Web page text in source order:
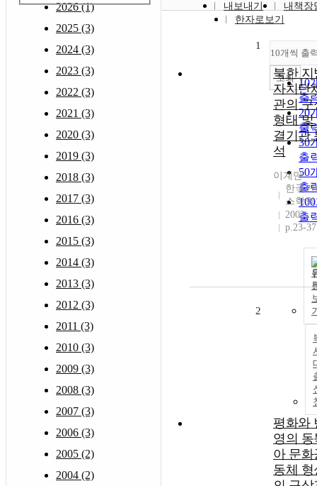
2026 (1)
2025 (3)
2024 (3)
2023 (3)
2022 (3)
2021 (3)
2020 (3)
2019 (3)
2018 (3)
2017 (3)
2016 (3)
2015 (3)
2014 (3)
2013 (3)
2012 (3)
2011 (3)
2010 (3)
2009 (3)
2008 (3)
2007 (3)
2006 (3)
2005 (2)
2004 (2)
내보내기
내책장
한자로보기
10개씩 출
10
출
20
출
30
출
50
출
출
조회
1
북한 지
자치단
관의 구
형태 및
결기관
석
이계만
한국
스학회
2003
p.23-37
2
평화와
영의 동
아 문화
동체 형